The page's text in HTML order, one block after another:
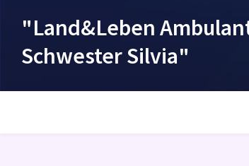
"Land&Leben
Schwester Silvia"